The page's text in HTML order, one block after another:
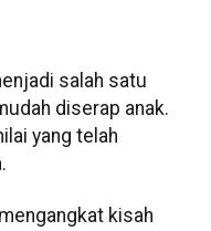
salah satu
diserap anak.
yang telah
kisah